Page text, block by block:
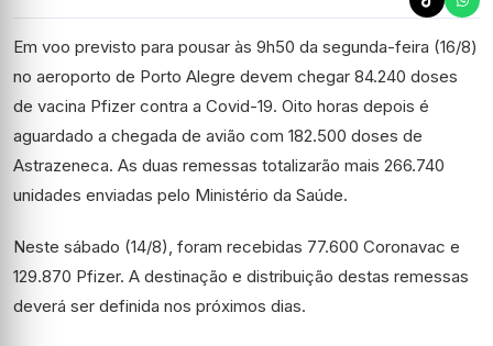
Em voo previsto para pousar às 9h50 da segunda-feira (16/8)
no aeroporto de Porto Alegre devem chegar 84.240 doses
de vacina Pfizer contra a Covid-19. Oito horas depois é
aguardado a chegada de avião com 182.500 doses de
Astrazeneca. As duas remessas totalizarão mais 266.740
unidades enviadas pelo Ministério da Saúde.
Neste sábado (14/8), foram recebidas 77.600 Coronavac e
129.870 Pfizer. A destinação e distribuição destas remessas
deverá ser definida nos próximos dias.